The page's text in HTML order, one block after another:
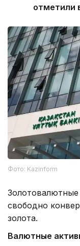
отметили
Фото: Kazinform
Золотовалютные
свободно
золота.
Валютные